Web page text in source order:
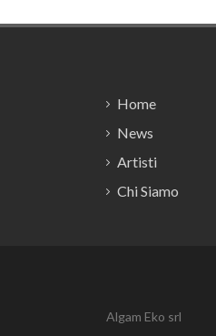
Home
News
Artisti
Chi Siamo
Algam Eko srl